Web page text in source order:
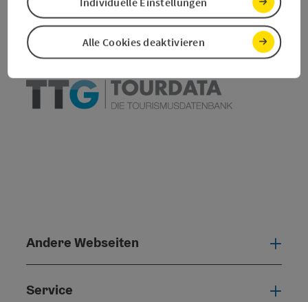
PDF erstellen
powered byTOURDATA
Andere Webseiten
Service
Alle Cookies deaktivieren